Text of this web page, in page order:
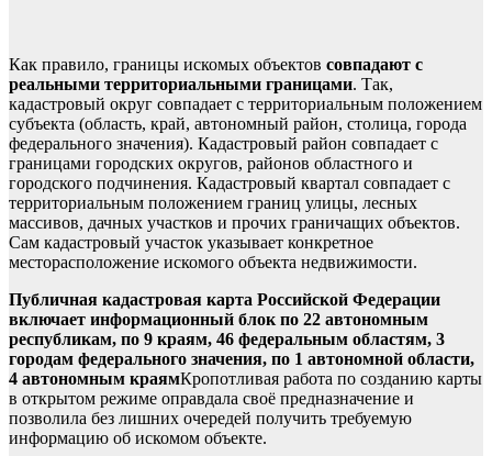
Как правило, границы искомых объектов совпадают с
реальными территориальными границами. Так,
кадастровый округ совпадает с территориальным положением
субъекта (область, край, автономный район, столица, города
федерального значения). Кадастровый район совпадает с
границами городских округов, районов областного и
городского подчинения. Кадастровый квартал совпадает с
территориальным положением границ улицы, лесных
массивов, дачных участков и прочих граничащих объектов.
Сам кадастровый участок указывает конкретное
месторасположение искомого объекта недвижимости.
Публичная кадастровая карта Российской Федерации
включает информационный блок по 22 автономным
республикам, по 9 краям, 46 федеральным областям, 3
городам федерального значения, по 1 автономной области,
4 автономным краямКропотливая работа по созданию карты
в открытом режиме оправдала своё предназначение и
позволила без лишних очередей получить требуемую
информацию об искомом объекте.